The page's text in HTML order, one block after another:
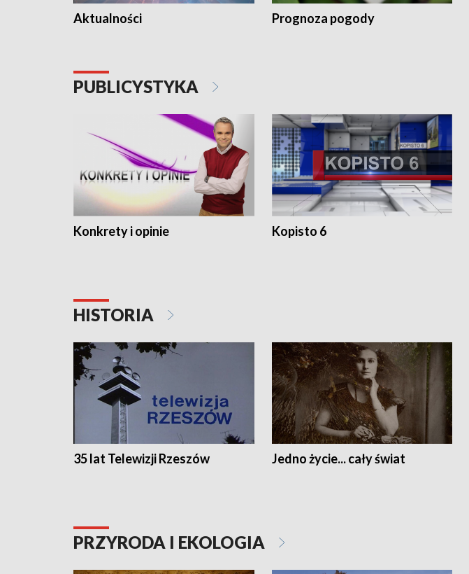
Aktualności Prognoza pogody
PUBLICYSTYKA
Konkrety i opinie Kopisto 6
HISTORIA
35 lat Telewizji Rzeszów Jedno życie... cały świat
PRZYRODA I EKOLOGIA